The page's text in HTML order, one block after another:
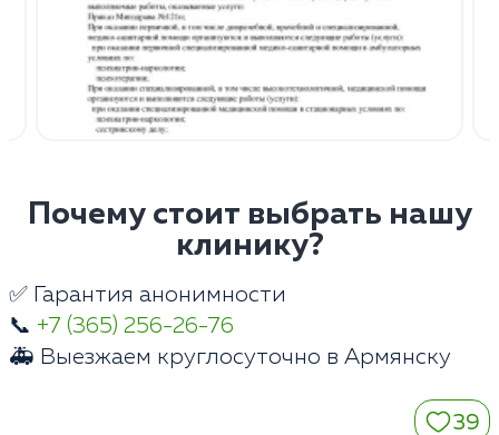
Почему стоит выбрать нашу
клинику?
✅ Гарантия анонимности
📞 +7 (365) 256-26-76
🚑 Выезжаем круглосуточно в Армянску
39